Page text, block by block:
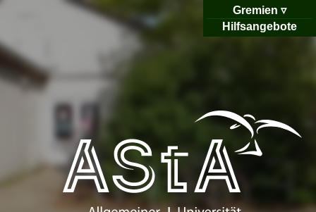
Gremien
Hilfsangebote